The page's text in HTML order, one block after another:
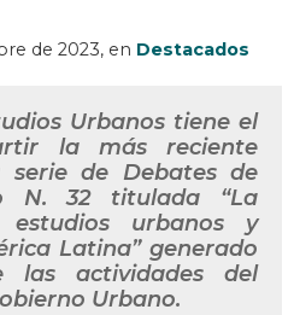
de 2023, en Destacados
Urbanos tiene el
la más reciente
serie de Debates de
N. 32 titulada “La
estudios urbanos y
Latina” generado
actividades del
Urbano.